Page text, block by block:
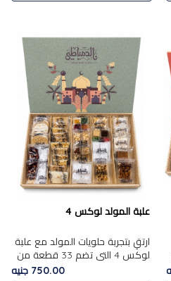
علبة المولد لوكس 4
ارتقِ بتجربة حلويات المولد مع علبة
لوكس 4 التي تضم 33 قطعة من
تشكيلة فاخرة ومتنوعة من أشهر
750.00 جنيه